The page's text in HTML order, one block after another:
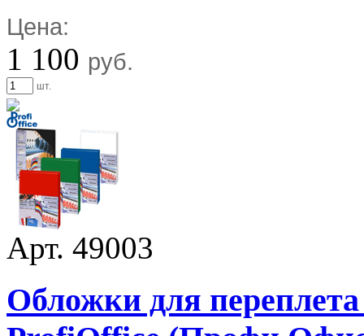
Цена:
1 100 руб.
шт.
Арт. 49003
Обложки для